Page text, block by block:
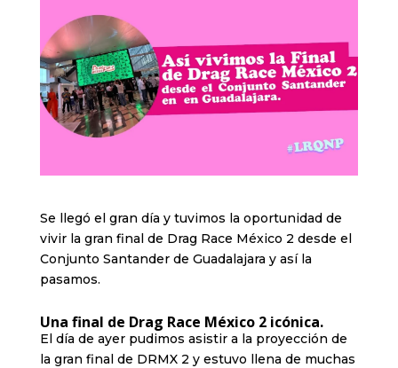
Se llegó el gran día y tuvimos la oportunidad de
vivir la gran final de Drag Race México 2 desde el
Conjunto Santander de Guadalajara y así la
pasamos.
Una final de Drag Race México 2 icónica.
El día de ayer pudimos asistir a la proyección de
la gran final de DRMX 2 y estuvo llena de muchas